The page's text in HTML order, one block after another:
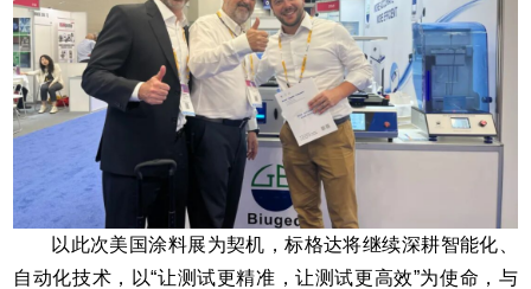
以此次美国涂料展为契机，标格达将继续深耕智能化、
自动化技术，以“让测试更精准，让测试更高效”为使命，与